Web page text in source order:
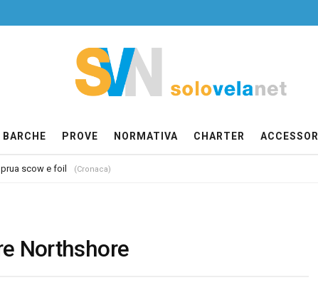
BARCHE PROVE NORMATIVA CHARTER ACCESSORI
scow e foil (Cronaca)
Northshore